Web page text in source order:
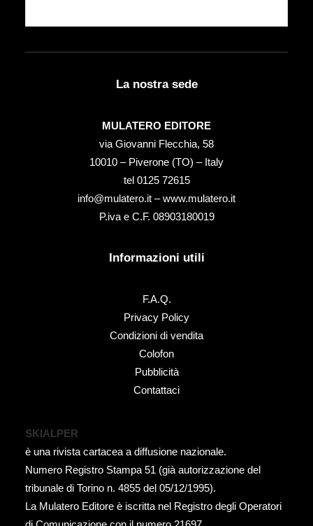
La nostra sede
MULATERO EDITORE
via Giovanni Flecchia, 58
10010 – Piverone (TO) – Italy
tel ‭0125 72615‬
info@mulatero.it –www.mulatero.it
P.iva e C.F. 08903180019
Informazioni utili
F.A.Q.
Privacy Policy
Condizioni di vendita
Colofon
Pubblicità
Contattaci
SKIALPER
è una rivista cartacea a diffusione nazionale.
Numero Registro Stampa 51 (già autorizzazione del
tribunale di Torino n. 4855 del 05/12/1995).
La Mulatero Editore è iscritta nel Registro degli Operatori